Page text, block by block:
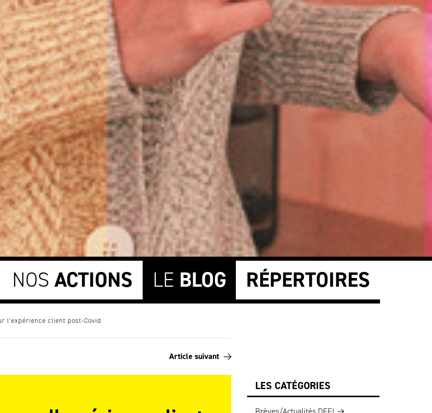
NOS ACTIONS LE BLOG RÉPERTOIRES
l’expérience client post-Covid
Article suivant
LES CATÉGORIES